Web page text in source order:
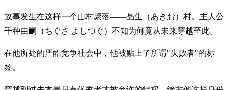
故事发生在这样一个山村聚落——晶生（あきお）村。主人公
千种由嗣（ちぐさ よしつぐ）不知为何竟从未来穿越至此。
在他所处的严酷竞争社会中，他被贴上了所谓"失败者"的标
签。